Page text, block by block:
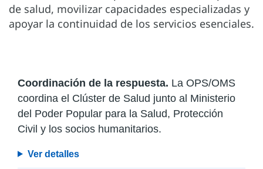
de salud, movilizar capacidades especializadas y
apoyar la continuidad de los servicios esenciales.
Coordinación de la respuesta. La OPS/OMS
coordina el Clúster de Salud junto al Ministerio
del Poder Popular para la Salud, Protección
Civil y los socios humanitarios.
Ver detalles